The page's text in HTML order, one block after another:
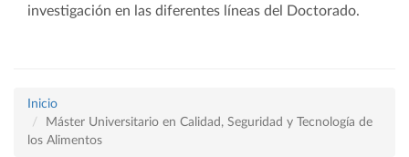
investigación en las diferentes líneas del Doctorado.
Inicio
Máster Universitario en Calidad, Seguridad y Tecnología de
los Alimentos